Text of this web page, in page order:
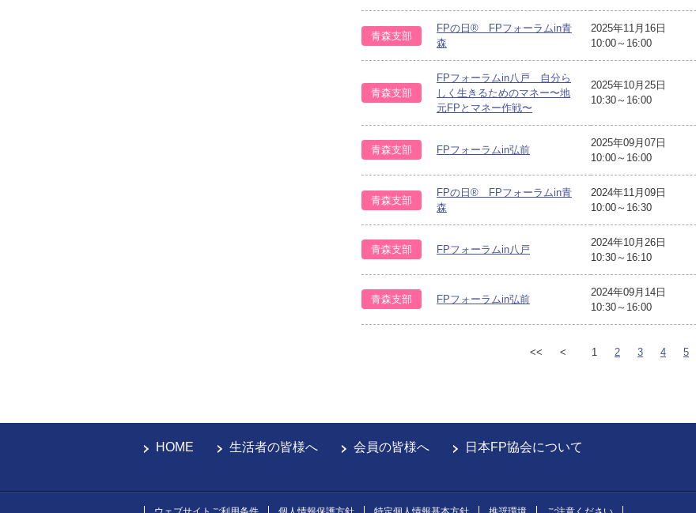
青森支部
FPの日® FPフォーラムin青
森
2025年11月16日
10:00～16:00
青森支部
FPフォーラムin八戸 自分ら
しく生きるためのマネー〜地
元FPとマネー作戦〜
2025年10月25日
10:30～16:00
青森支部 FPフォーラムin弘前
2025年09月07日
10:00～16:00
青森支部
FPの日® FPフォーラムin青
森
2024年11月09日
10:00～16:30
青森支部 FPフォーラムin八戸
2024年10月26日
10:30～16:10
青森支部 FPフォーラムin弘前
2024年09月14日
10:30～16:00
<< < 1 2 3 4 5
HOME 生活者の皆様へ 会員の皆様へ 日本FP協会について